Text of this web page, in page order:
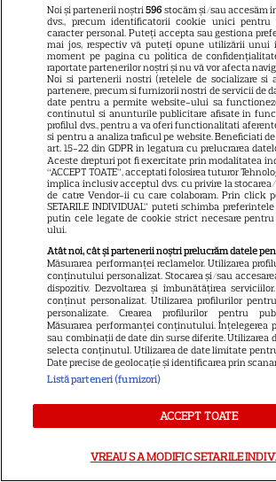
16
Andreea Esca
vis vechi. Cum
Cultural „A ‘lu
proiectul de
Pro TV
14
VEDETE ROMÂNEŞTI
Laura Cosoi,
emoționantă
Ninei. „Aș
de ori și, de
prima oară”
14
VEDETE STRĂINE
Jennifer
Cox, vacanță
alături de Pedro
Imagini
Emma Roberts
Noi și partenerii noștri596 stocăm și/sau accesăm
dvs., precum identificatorii cookie unici pentru
caracter personal. Puteți accepta sau gestiona
mai jos, respectiv vă puteți opune utilizării unui
moment pe pagina cu politica de
raportate partenerilor noștri și nu vă vor afecta
Noi si partenerii nostri (retelele de socializare si
partenere, precum si furnizorii nostri de servicii de
date pentru a permite website-ului sa
continutul si anunturile publicitare afisate in
profilul dvs., pentru a va oferi functionalitati
si pentru a analiza traficul pe website. Beneficiati
art. 15-22 din GDPR in legatura cu prelucrarea
Aceste drepturi pot fi exercitate prin modalitatea
“ACCEPT TOATE”, acceptati folosirea tuturor
implica inclusiv acceptul dvs. cu privire la
de catre Vendor-ii cu care colaboram. Prin click
SETARILE INDIVIDUAL” puteti schimba
putin cele legate de cookie strict necesare
ului.
Atât noi, cât și partenerii noștri prelucrăm datele
Măsurarea performanței reclamelor. Utilizarea
conținutului personalizat. Stocarea și/sau
dispozitiv. Dezvoltarea și îmbunătățirea
conținut personalizat. Utilizarea profilurilor
personalizate. Crearea profilurilor pentru
Măsurarea performanței conținutului.
sau combinații de date din surse diferite. Utilizarea
selecta conținutul. Utilizarea de date limitate
Date precise de geolocație și identificarea prin
Listă parteneri (furnizori)
ACCEPT TOATE
VREAU SA MODIFIC SETARILE